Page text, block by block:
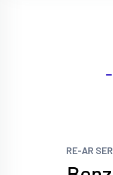
RE-AR